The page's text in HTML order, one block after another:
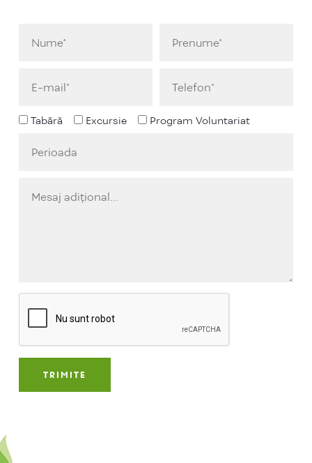
Tabără Excursie Program Voluntariat